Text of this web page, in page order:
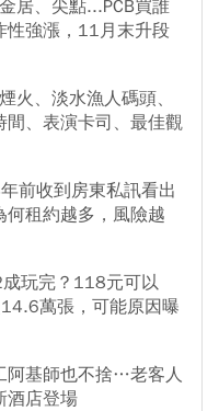
居、尖點...PCB買誰
性強漲，11月末升段
火、淡水漁人碼頭、
、表演卡司、最佳觀
前收到房東私訊看出
何租約越多，風險越
玩完？118元可以
萬張，可能原因曝
阿基師也不捨…老客人
酒店登場